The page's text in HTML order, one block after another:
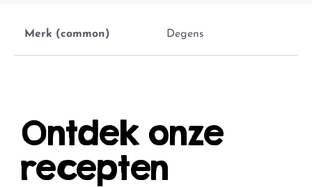
Merk (common) Degens
Ontdek onze
recepten